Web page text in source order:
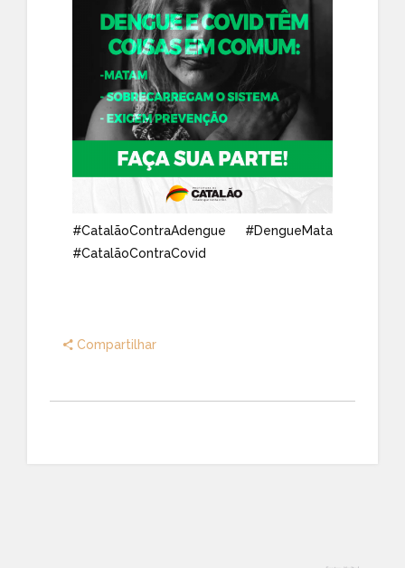
#CatalãoContraAdengue
#DengueMata
#CatalãoContraCovid
Compartilhar